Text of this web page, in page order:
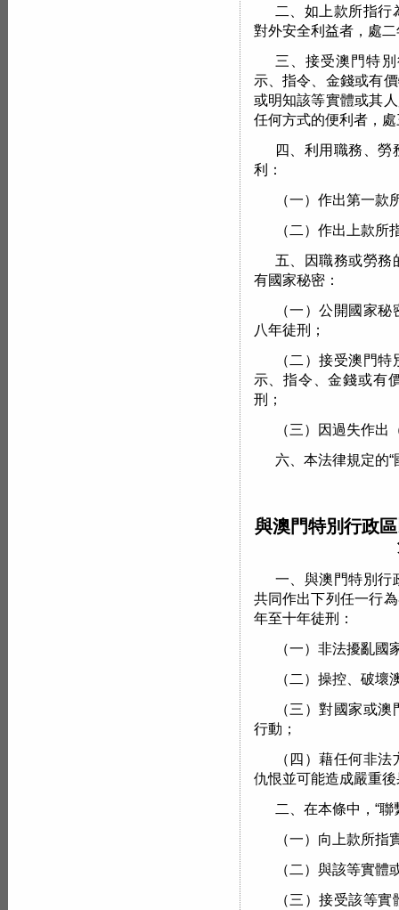
二、如上款所指
對外安全利益者，處
三、接受澳門特
示、指令、金錢或有
或明知該等實體或其
任何方式的便利者，
四、利用職務、
利：
（一）作出第一款
（二）作出上款所
五、因職務或勞務
有國家秘密：
（一）公開國家
八年徒刑；
（二）接受澳門
示、指令、金錢或有
刑；
（三）因過失作出
六、本法律規定的
與澳門特別行政
一、與澳門特別行
共同作出下列任一行
年至十年徒刑：
（一）非法擾亂國
（二）操控、破壞
（三）對國家或
行動；
（四）藉任何非
仇恨並可能造成嚴重後
二、在本條中，“
（一）向上款所指
（二）與該等實體
（三）接受該等